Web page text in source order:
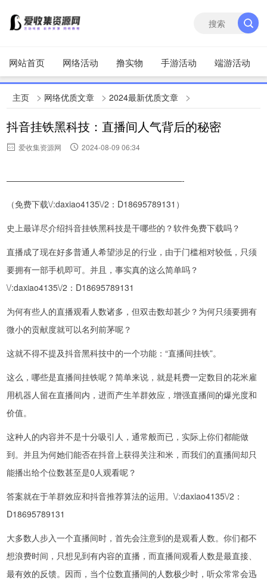
网站首页 网络活动 撸实物 手游活动 端游活动
主页 > 网络优质文章 >2024最新优质文章 >
抖音挂铁黑科技：直播间人气背后的秘密
爱收集资源网 2024-08-09 06:34
—————————————————————-
（免费下载\/:daxiao4135\/2：D18695789131）
史上最详尽介绍抖音挂铁黑科技是干哪些的？软件免费下载吗？
直播成了现在好多普通人希望涉足的行业，由于门槛相对较低，只须
要拥有一部手机即可。并且，事实真的这么简单吗？
\/:daxiao4135\/2：D18695789131
为何有些人的直播观看人数诸多，但双击数却甚少？为何只须要拥有
微小的贡献度就可以名列前茅呢？
这就不得不提及抖音黑科技中的一个功能：“直播间挂铁”。
这么，哪些是直播间挂铁呢？简单来说，就是耗费一定数目的花米雇
用机器人留在直播间内，进而产生羊群效应，增强直播间的爆光度和
价值。
这种人的内容并不是十分吸引人，通常般而已，实际上你们都能做
到。并且为何她们能否在抖音上获得关注和米，而我们的直播间却只
能播出给个位数甚至是0人观看呢？
答案就在于羊群效应和抖音推荐算法的运用。\/:daxiao4135\/2：
D18695789131
大多数人步入一个直播间时，首先会注意到的是观看人数。你们都不
想浪费时间，只想见到有内容的直播，而直播间观看人数是最直接、
最有效的反馈。因而，当个位数直播间的人数极少时，听众常常会迅